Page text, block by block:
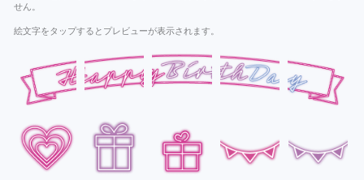
せん。
絵文字をタップするとプレビューが表示されます。